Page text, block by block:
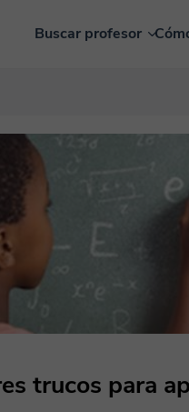
Buscar profesor
trucos para